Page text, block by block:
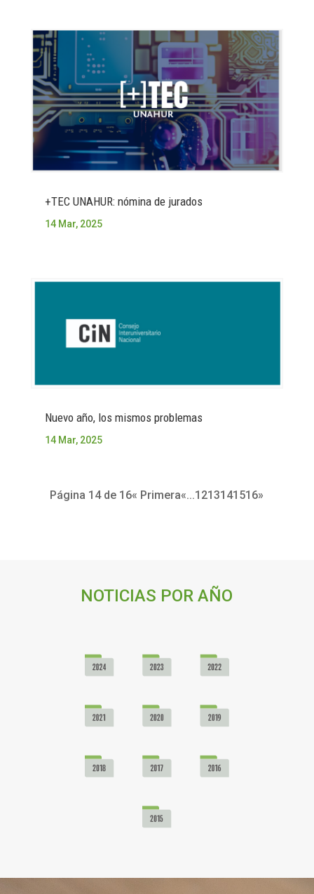
+TEC UNAHUR: nómina de jurados
14 Mar, 2025
Nuevo año, los mismos problemas
14 Mar, 2025
Página 14 de 16« Primera«...1213141516»
NOTICIAS POR AÑO